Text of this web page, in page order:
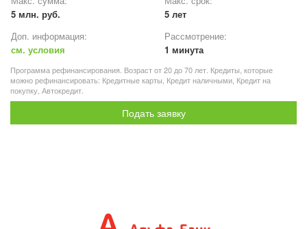
5 млн. руб.
5 лет
Доп. информация:
см. условия
Рассмотрение:
1 минута
Программа рефинансирования. Возраст от 20 до 70 лет. Кредиты, которые
можно рефинансировать: Кредитные карты, Кредит наличными, Кредит на
покупку, Автокредит.
Подать заявку